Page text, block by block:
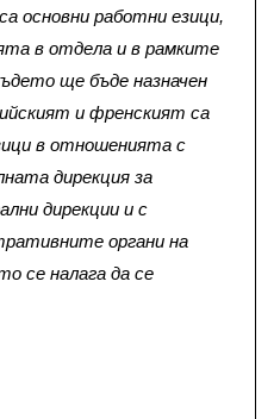
основни работни езици,
в отдела и в рамките
ще бъде назначен
и френският са
в отношенията с
дирекция за
дирекции и с
органи на
се налага да се